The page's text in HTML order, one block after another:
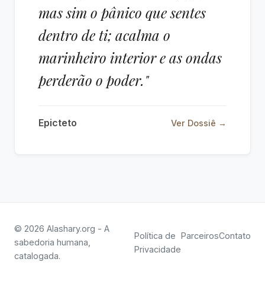
mas sim o pânico que sentes
dentro de ti; acalma o
marinheiro interior e as ondas
perderão o poder."
Epicteto Ver Dossiê →
© 2026 Alashary.org - A
sabedoria humana,
catalogada.
Política de
Privacidade
ParceirosContato